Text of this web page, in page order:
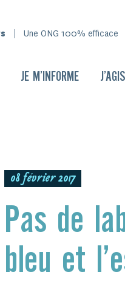
Une ONG 100% efficace
JE M’INFORME J’AGIS
08 février 2017
Pas de
bleu et